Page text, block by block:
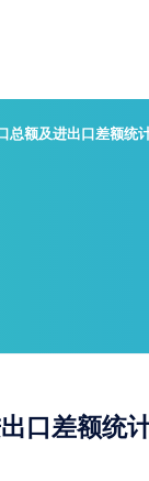
额及进出口差额统
口差额统